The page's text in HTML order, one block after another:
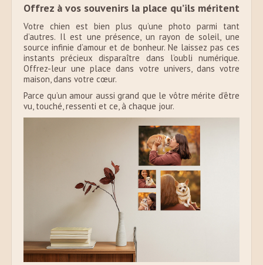
Offrez à vos souvenirs la place qu’ils méritent
Votre chien est bien plus qu’une photo parmi tant
d’autres. Il est une présence, un rayon de soleil, une
source infinie d’amour et de bonheur. Ne laissez pas ces
instants précieux disparaître dans l’oubli numérique.
Offrez-leur une place dans votre univers, dans votre
maison, dans votre cœur.
Parce qu’un amour aussi grand que le vôtre mérite d’être
vu, touché, ressenti et ce, à chaque jour.